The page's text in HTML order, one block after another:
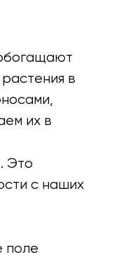
в
их в
. Это
с наших
поле